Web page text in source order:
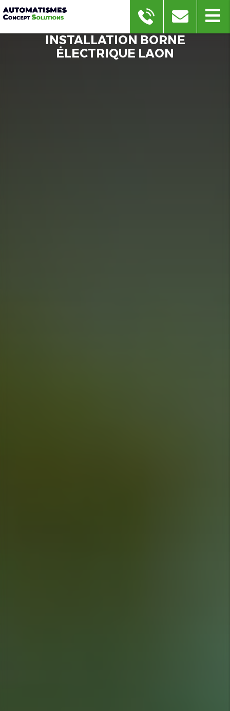
INSTALLATION BORNE
ÉLECTRIQUE LAON